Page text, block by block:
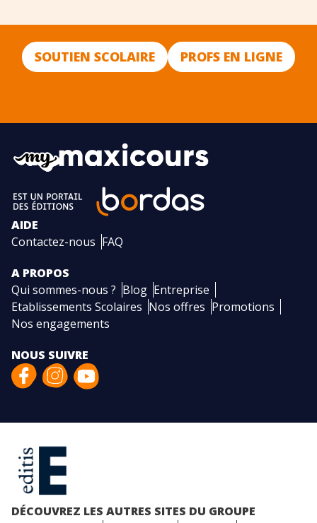
SOUTIEN SCOLAIRE PROFS EN LIGNE
AIDE
Contactez-nous FAQ
A PROPOS
Qui sommes-nous ? Blog Entreprise
Etablissements Scolaires Nos offres Promotions
Nos engagements
NOUS SUIVRE
DÉCOUVREZ LES AUTRES SITES DU GROUPE